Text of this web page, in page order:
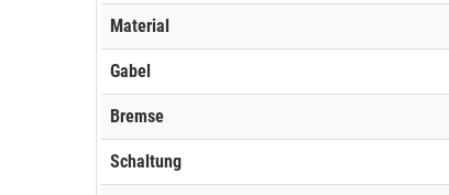
Material
Gabel
Bremse
Schaltung